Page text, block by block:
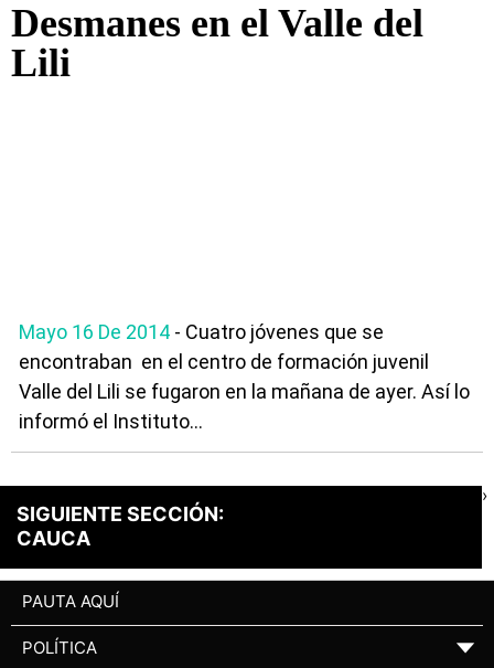
Desmanes en el Valle del
Lili
Mayo 16 De 2014 - Cuatro jóvenes que se
encontraban en el centro de formación juvenil
Valle del Lili se fugaron en la mañana de ayer. Así lo
informó el Instituto...
SIGUIENTE SECCIÓN:
CAUCA
›
PAUTA AQUÍ
POLÍTICA ▼